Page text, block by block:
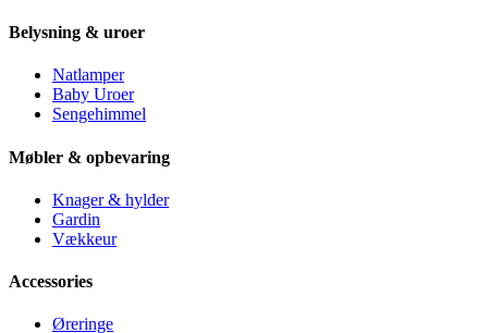
Belysning & uroer
Natlamper
Baby Uroer
Sengehimmel
Møbler & opbevaring
Knager & hylder
Gardin
Vækkeur
Accessories
Øreringe